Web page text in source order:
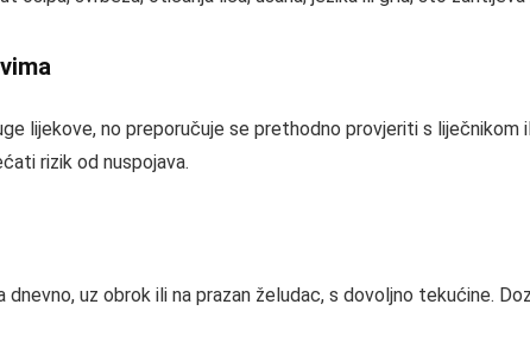
lijekove, no preporučuje se prethodno provjeriti s
rizik od nuspojava.
dnevno, uz obrok ili na prazan želudac, s dovoljno tekućine.